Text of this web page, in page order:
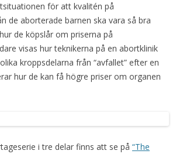
för att kvalitén på
de aborterade barnen ska vara så bra
de köpslår om priserna på
visas hur teknikerna på en abortklinik
kroppsdelarna från “avfallet” efter en
hur de kan få högre priser om organen
i tre delar finns att se på “The